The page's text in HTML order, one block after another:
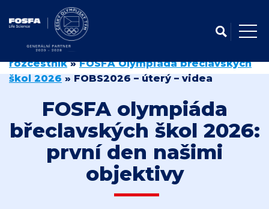
Domů»FOSFA olympiáda břeclavských škol –
rozcestník»FOSFA Olympiáda břeclavských
škol 2026 » FOBS2026 – úterý – videa
FOSFA olympiáda
břeclavských škol 2026:
první den našimi
objektivy